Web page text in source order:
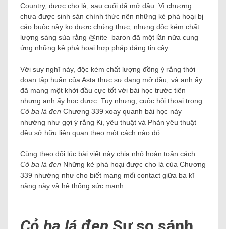
Country, được cho là, sau cuối đã mở đầu. Vì chương
chưa được sinh sản chính thức nên những kẻ phá hoại bị
cáo buộc này ko được chứng thực, nhưng độc kém chất
lượng sáng sủa rằng @nite_baron đã một lần nữa cung
ứng những kẻ phá hoại hợp pháp đáng tin cậy.
Với suy nghĩ này, độc kém chất lượng đồng ý rằng thời
đoạn tập huấn của Asta thực sự đang mở đầu, và anh ấy
đã mang một khởi đầu cực tốt với bài học trước tiên
nhưng anh ấy học được. Tuy nhưng, cuộc hội thoại trong
Cỏ ba lá đen Chương 339 xoay quanh bài học này
nhường như gợi ý rằng Ki, yêu thuật và Phản yêu thuật
đều sở hữu liên quan theo một cách nào đó.
Cùng theo dõi lúc bài viết này chia nhỏ hoàn toản cách
Cỏ ba lá đen Những kẻ phá hoại được cho là của Chương
339 nhường như cho biết mang mối contact giữa ba kĩ
năng này và hệ thống sức mạnh.